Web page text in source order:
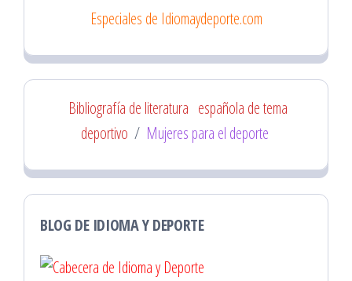
Especiales de Idiomaydeporte.com
Bibliografía de literatura española de tema
deportivo / Mujeres para el deporte
BLOG DE IDIOMA Y DEPORTE